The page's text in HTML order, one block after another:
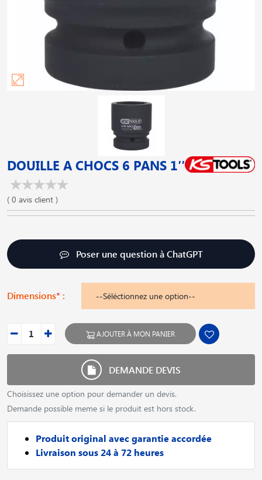
DOUILLE A CHOCS 6 PANS 1′′
( 0 avis client )
Poser une question à ChatGPT
Dimensions* :
AJOUTER À MON PANIER
DEMANDE DEVIS
Choisissez une option pour demander un devis.
Demande possible meme si le produit est hors stock.
Produit original avec garantie accordée
Livraison sous 24 à 72 heures